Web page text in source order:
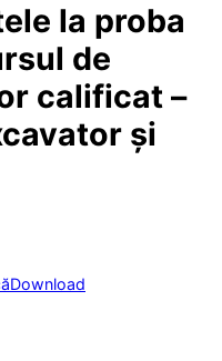
la proba
de
calificat –
și
Download